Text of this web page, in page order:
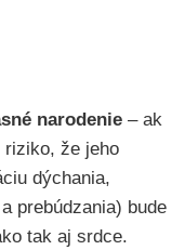
narodenie – ak
riziko, že jeho
dýchania,
prebúdzania) bude
tak aj srdce.